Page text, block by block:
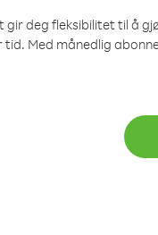
gir deg fleksibilitet til å
Med månedlig